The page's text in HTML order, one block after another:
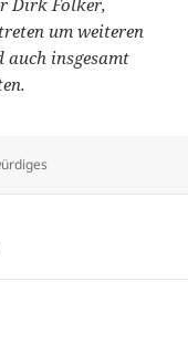
Dirk Folker,
um weiteren
auch insgesamt